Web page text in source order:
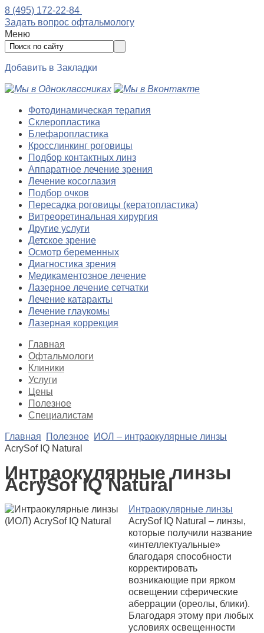
8 (495) 172-22-84
Задать вопрос офтальмологу
Меню
Добавить в Закладки
Фотодинамическая терапия
Склеропластика
Блефаропластика
Кросслинкинг роговицы
Подбор контактных линз
Аппаратное лечение зрения
Лечение косоглазия
Подбор очков
Пересадка роговицы (кератопластика)
Витреоретинальная хирургия
Другие услуги
Детское зрение
Осмотр беременных
Диагностика зрения
Медикаментозное лечение
Лазерное лечение сетчатки
Лечение катаракты
Лечение глаукомы
Лазерная коррекция
Главная
Офтальмологи
Клиники
Услуги
Цены
Полезное
Специалистам
Главная Полезное ИОЛ – интраокулярные линзы
AcrySof IQ Natural
Интраокулярные линзы
AcrySof IQ Natural
Интраокулярные линзы
AcrySof IQ Natural – линзы,
которые получили название
«интеллектуальные»
благодаря способности
корректировать
возникающие при ярком
освещении сферические
аберрации (ореолы, блики).
Благодаря этому при любых
условиях освещенности